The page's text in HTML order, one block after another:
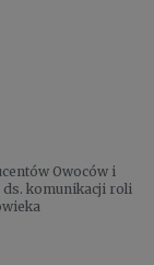
Owoców i
ds. komunikacji roli